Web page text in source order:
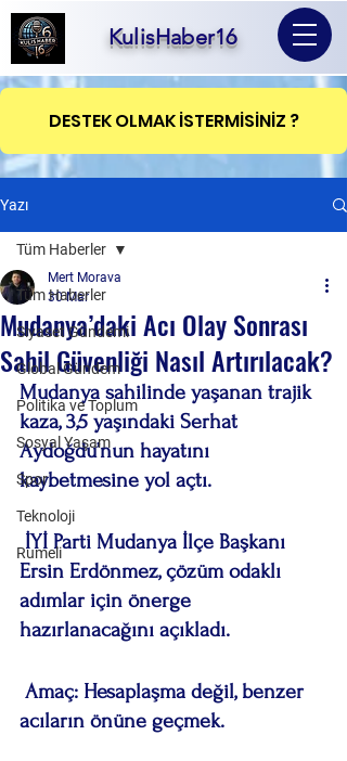
KulisHaber16
DESTEK OLMAK İSTERMİSİNİZ ?
Yazı
Tüm Haberler
Siyaset Gündemi
Global Gündem
Politika ve Toplum
Sosyal Yaşam
Spor
Teknoloji
Rumeli
Tüm Haberler
Mudanya’daki Acı Olay Sonrası
Sahil Güvenliği Nasıl Artırılacak?
Mert Morava
30 Mar
Mudanya sahilinde yaşanan trajik
kaza, 3,5 yaşındaki Serhat
Aydoğdu’nun hayatını
kaybetmesine yol açtı.
İYİ Parti Mudanya İlçe Başkanı
Ersin Erdönmez, çözüm odaklı
adımlar için önerge
hazırlanacağını açıkladı.
acıların önüne geçmek.